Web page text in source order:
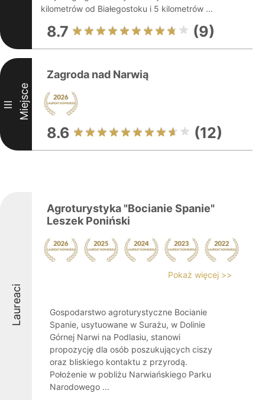
kilometrów od Białegostoku i 5 kilometrów ...
8.7 (9)
III Miejsce
Zagroda nad Narwią
8.6 (12)
Laureaci
Agroturystyka "Bocianie Spanie"
Leszek Poniński
Pokaż więcej >>
Gospodarstwo agroturystyczne Bocianie
Spanie, usytuowane w Surażu, w Dolinie
Górnej Narwi na Podlasiu, stanowi
propozycję dla osób poszukujących ciszy
oraz bliskiego kontaktu z przyrodą.
Położenie w pobliżu Narwiańskiego Parku
Narodowego ...